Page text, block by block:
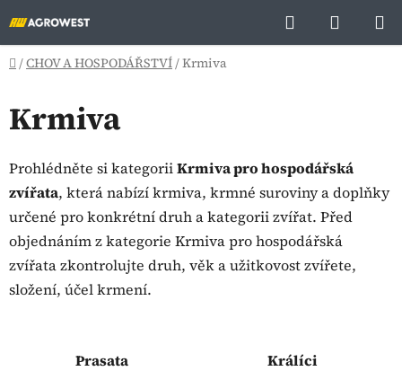
na
obsah
Hledat
KOŠÍK
Domů
/CHOV A HOSPODÁŘSTVÍ/Krmiva
Krmiva
Prohlédněte si kategoriiKrmiva pro hospodářská
zvířata, která nabízí krmiva, krmné suroviny a doplňky
určené pro konkrétní druh a kategorii zvířat. Před
objednáním z kategorie Krmiva pro hospodářská
zvířata zkontrolujte druh, věk a užitkovost zvířete,
složení, účel krmení.
Prasata Králíci